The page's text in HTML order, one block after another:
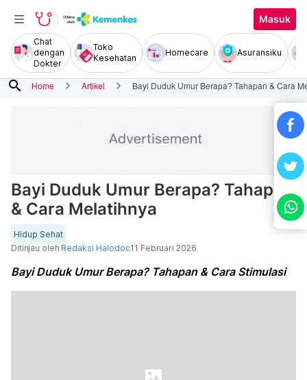
Masuk
Chat
dengan
Dokter
Toko
Kesehatan
Homecare Asuransiku
search Home Artikel Bayi Duduk Umur Berapa? Tahapan & Cara
Bayi Duduk Umur Berapa? Tahapan
& Cara Melatihnya
Hidup Sehat
Ditinjau oleh Redaksi Halodoc11 Februari 2026
Bayi Duduk Umur Berapa? Tahapan & Cara Stimulasi